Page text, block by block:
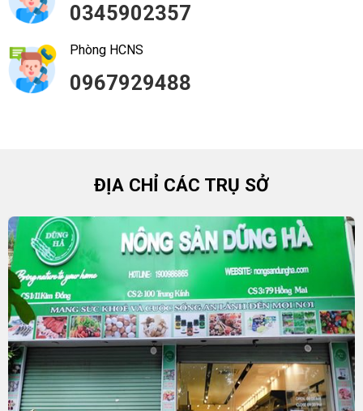
0345902357
Phòng HCNS
0967929488
ĐỊA CHỈ CÁC TRỤ SỞ